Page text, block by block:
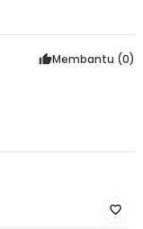
Membantu (0)